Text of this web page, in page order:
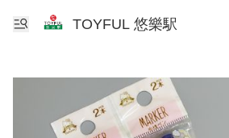
TOYFUL 悠樂駅